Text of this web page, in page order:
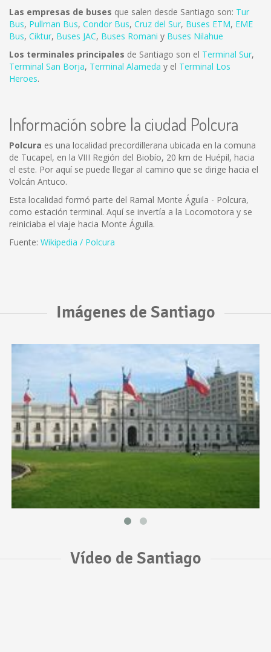
Las empresas de buses que salen desde Santiago son: Tur
Bus, Pullman Bus, Condor Bus, Cruz del Sur, Buses ETM, EME
Bus, Ciktur, Buses JAC, Buses Romani y Buses Nilahue
Los terminales principales de Santiago son el Terminal Sur,
Terminal San Borja, Terminal Alameda y el Terminal Los
Heroes.
Información sobre la ciudad Polcura
Polcura es una localidad precordillerana ubicada en la comuna
de Tucapel, en la VIII Región del Biobío, 20 km de Huépil, hacia
el este. Por aquí se puede llegar al camino que se dirige hacia el
Volcán Antuco.
Esta localidad formó parte del Ramal Monte Águila - Polcura,
como estación terminal. Aquí se invertía a la Locomotora y se
reiniciaba el viaje hacia Monte Águila.
Fuente: Wikipedia / Polcura
Imágenes de Santiago
Vídeo de Santiago